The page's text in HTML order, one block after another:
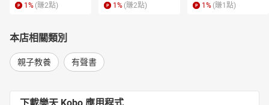
1 % (賺2點) 1 % (賺2點) 1 % (賺1 點)
本店相關類別
親子教養 有聲書